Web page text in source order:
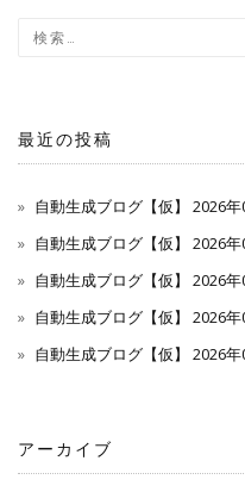
最近の投稿
自動生成ブログ【仮】 2026年
自動生成ブログ【仮】 2026年
自動生成ブログ【仮】 2026年
自動生成ブログ【仮】 2026年
自動生成ブログ【仮】 2026年
アーカイブ